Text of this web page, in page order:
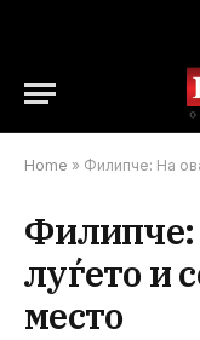
Home » Филипче: На
Филипче:
луѓето и
место